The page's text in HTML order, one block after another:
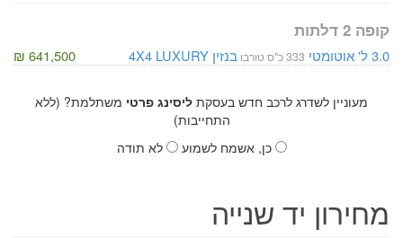
קופה 2 דלתות
3.0 ל' אוטומטי 333 כ"ס טורבו בנזין 4X4 LUXURY
641,500 ₪
מעוניין לשדרג לרכב חדש בעסקת ליסינג פרטי משתלמת? (ללא
התחייבות)
כן, אשמח לשמוע
לא תודה
מחירון יד שנייה